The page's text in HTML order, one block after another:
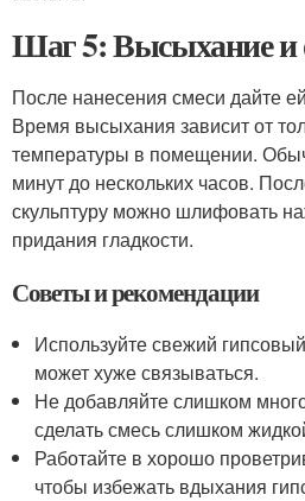
Шаг 5: Высыхание и
После нанесения смеси дайте
Время высыхания зависит от
температуры в помещении.
минут до нескольких часов.
скульптуру можно шлифовать
придания гладкости.
Советы и рекомендации
Используйте свежий
может хуже связываться.
Не добавляйте слишком
сделать смесь слишком
Работайте в хорошо
чтобы избежать вдыхания